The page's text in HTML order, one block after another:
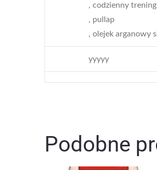
, codzienny trening
, pullap
, olejek arganowy
yyyyy
Podobne